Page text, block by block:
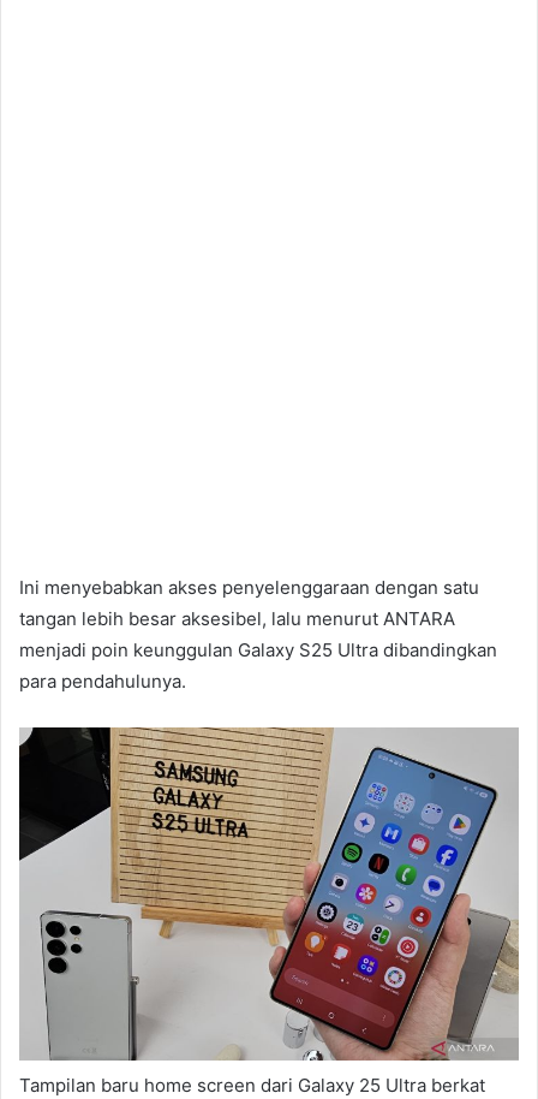
Ini menyebabkan akses penyelenggaraan dengan satu
tangan lebih besar aksesibel, lalu menurut ANTARA
menjadi poin keunggulan Galaxy S25 Ultra dibandingkan
para pendahulunya.
Tampilan baru home screen dari Galaxy 25 Ultra berkat